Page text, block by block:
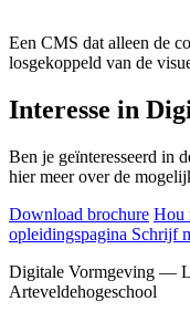
Een CMS dat alleen de
losgekoppeld van de
Interesse in
Ben je geïnteresseerd in
hier meer over de
Download brochure Hou
opleidingspagina Schrijf
Footer
Digitale Vormgeving —
Arteveldehogeschool